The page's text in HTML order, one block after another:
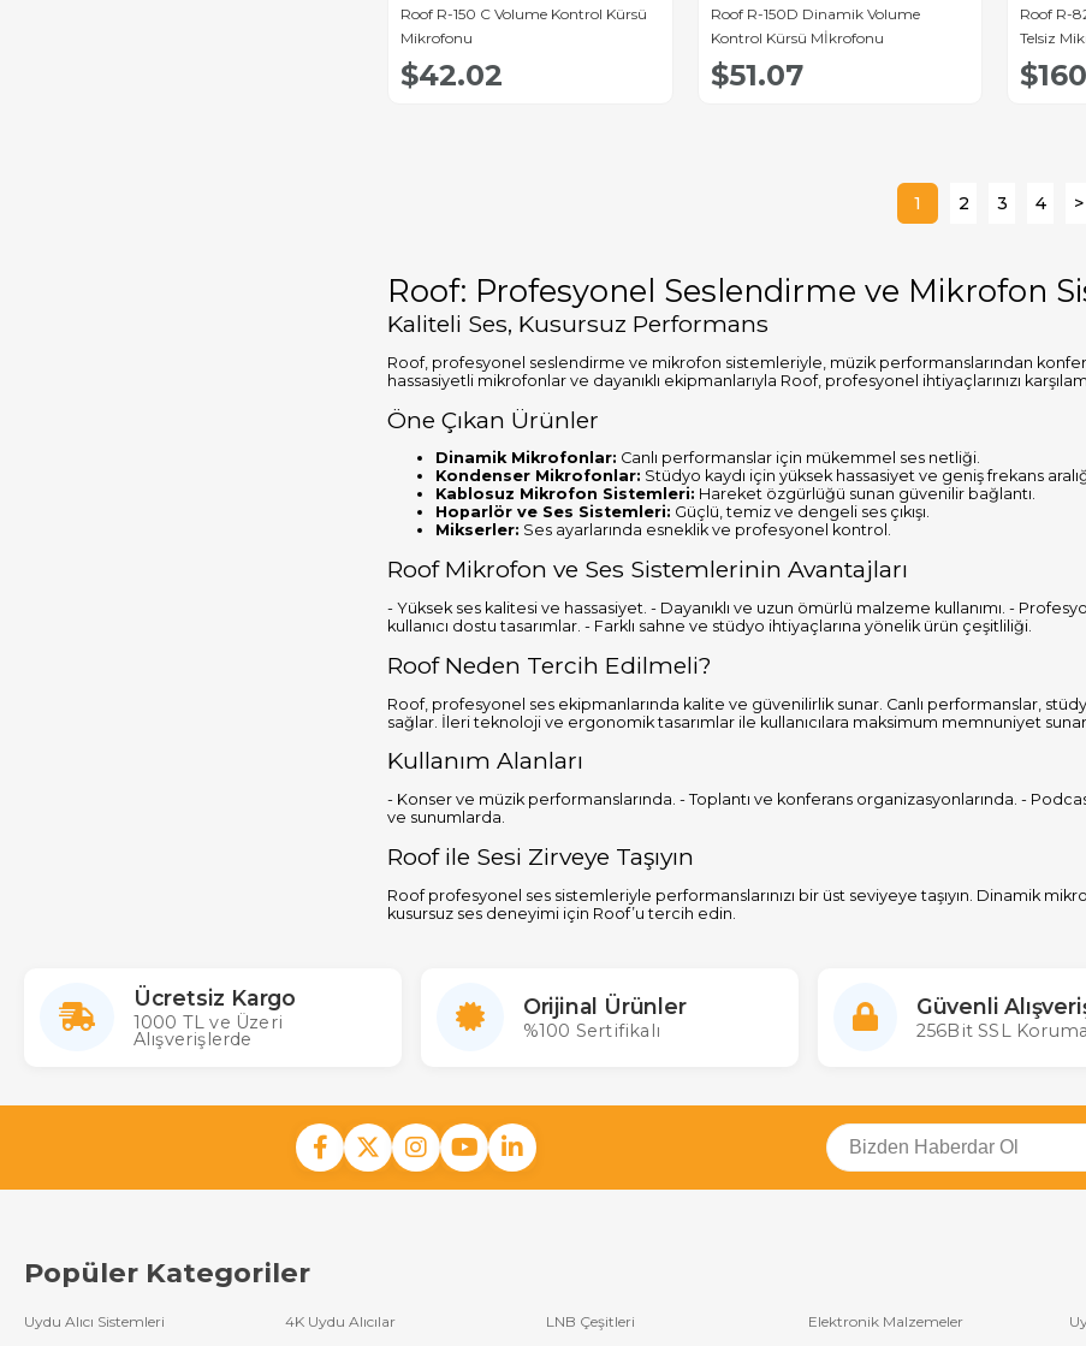
Roof R-150 C Volume Kontrol Kürsü
Mikrofonu
$42.02
Roof R-150D Dinamik Volume
Kontrol Kürsü Mİkrofonu
$51.07
Roof R-
Telsiz
1 2 3 4 >
Roof: Profesyonel Seslendirme ve Mikrofon
Kaliteli Ses, Kusursuz Performans
Roof, profesyonel seslendirme ve mikrofon sistemleriyle, müzik performanslarından
hassasiyetli mikrofonlar ve dayanıklı ekipmanlarıyla Roof, profesyonel ihtiyaçlarınızı
Öne Çıkan Ürünler
Dinamik Mikrofonlar: Canlı performanslar için mükemmel ses netliği.
Kondenser Mikrofonlar: Stüdyo kaydı için yüksek hassasiyet ve geniş frekans
Kablosuz Mikrofon Sistemleri: Hareket özgürlüğü sunan güvenilir bağlantı.
Hoparlör ve Ses Sistemleri: Güçlü, temiz ve dengeli ses çıkışı.
Mikserler: Ses ayarlarında esneklik ve profesyonel kontrol.
Roof Mikrofon ve Ses Sistemlerinin Avantajları
- Yüksek ses kalitesi ve hassasiyet. - Dayanıklı ve uzun ömürlü malzeme kullanımı. -
kullanıcı dostu tasarımlar. - Farklı sahne ve stüdyo ihtiyaçlarına yönelik ürün çeşitliliği.
Roof Neden Tercih Edilmeli?
Roof, profesyonel ses ekipmanlarında kalite ve güvenilirlik sunar. Canlı performanslar,
sağlar. İleri teknoloji ve ergonomik tasarımlar ile kullanıcılara maksimum memnuniyet sunar.
Kullanım Alanları
- Konser ve müzik performanslarında. - Toplantı ve konferans organizasyonlarında. -
ve sunumlarda.
Roof ile Sesi Zirveye Taşıyın
Roof profesyonel ses sistemleriyle performanslarınızı bir üst seviyeye taşıyın. Dinamik
kusursuz ses deneyimi için Roof’u tercih edin.
Ücretsiz Kargo
1000 TL ve Üzeri
Alışverişlerde
Orijinal Ürünler
%100 Sertifikalı
Güvenli
256Bit SSL
Popüler Kategoriler
Uydu Alıcı Sistemleri 4K Uydu Alıcılar LNB Çeşitleri Elektronik Malzemeler